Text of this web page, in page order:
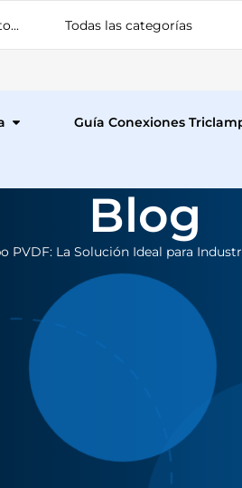
Guía Conexiones
Blog
PVDF: La Solución Ideal para